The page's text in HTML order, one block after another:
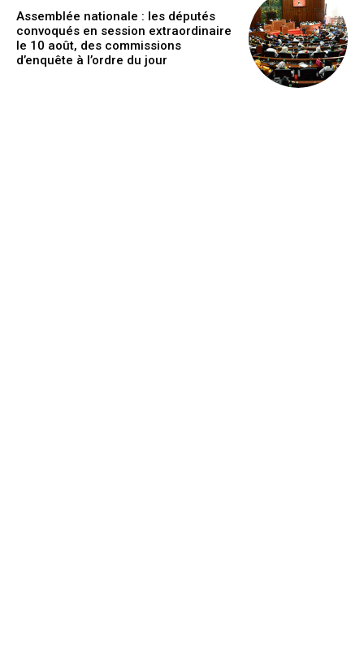
Assemblée nationale : les députés
convoqués en session extraordinaire
le 10 août, des commissions
d’enquête à l’ordre du jour